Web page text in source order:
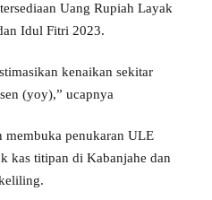
Uang Rupiah Layak
Idul Fitri 2023.
kenaikan sekitar
(yoy),” ucapnya
penukaran ULE
kas titipan di Kabanjahe dan